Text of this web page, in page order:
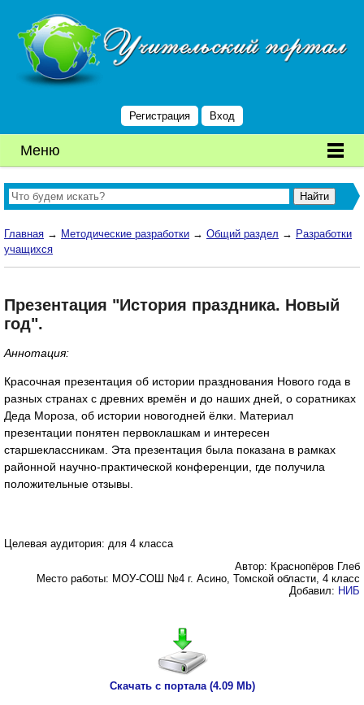
Регистрация Вход
Меню
Главная → Методические разработки → Общий раздел → Разработки
учащихся
Презентация "История праздника. Новый
год".
Аннотация:
Красочная презентация об истории празднования Нового года в
разных странах с древних времён и до наших дней, о соратниках
Деда Мороза, об истории новогодней ёлки. Материал
презентации понятен первоклашкам и интересен
старшеклассникам. Эта презентация была показана в рамках
районной научно-практической конференции, где получила
положительные отзывы.
Целевая аудитория: для 4 класса
Автор: Краснопёров Глеб
Место работы: МОУ-СОШ №4 г. Асино, Томской области, 4 класс
Добавил: НИБ
Скачать с портала (4.09 Mb)